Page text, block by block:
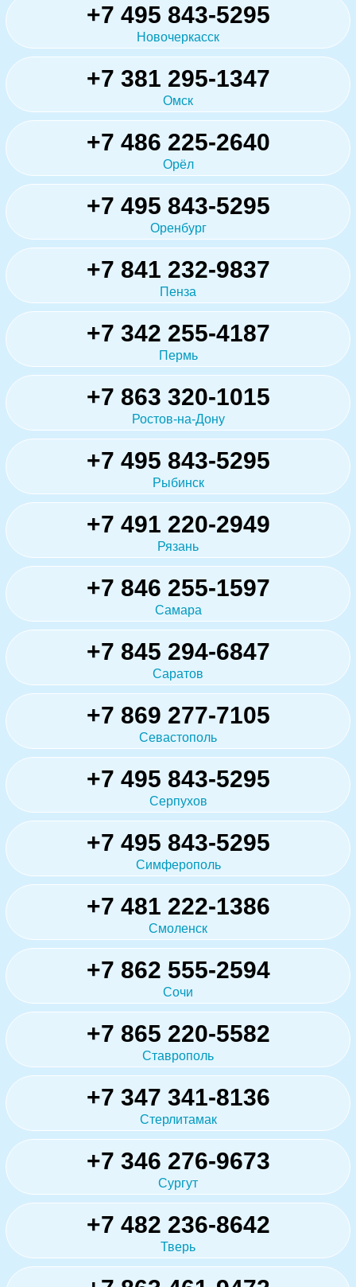
+7 495 843-5295
Новочеркасск
+7 381 295-1347
Омск
+7 486 225-2640
Орёл
+7 495 843-5295
Оренбург
+7 841 232-9837
Пенза
+7 342 255-4187
Пермь
+7 863 320-1015
Ростов-на-Дону
+7 495 843-5295
Рыбинск
+7 491 220-2949
Рязань
+7 846 255-1597
Самара
+7 845 294-6847
Саратов
+7 869 277-7105
Севастополь
+7 495 843-5295
Серпухов
+7 495 843-5295
Симферополь
+7 481 222-1386
Смоленск
+7 862 555-2594
Сочи
+7 865 220-5582
Ставрополь
+7 347 341-8136
Стерлитамак
+7 346 276-9673
Сургут
+7 482 236-8642
Тверь